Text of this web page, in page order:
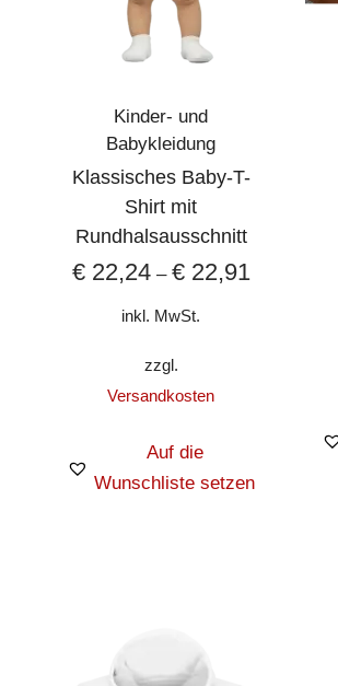
Kinder- und
Babykleidung
Klassisches Baby-T-
Shirt mit
Rundhalsausschnitt
€22,24– €22,91
inkl. MwSt.
zzgl.
Versandkosten
Auf die
Wunschliste setzen